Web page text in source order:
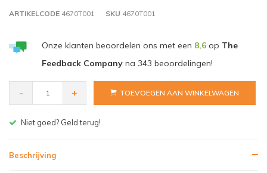
ARTIKELCODE 4670T001 SKU 4670T001
Onze klanten beoordelen ons met een 8,6op The
Feedback Companyna 343 beoordelingen!
- + TOEVOEGEN AAN WINKELWAGEN
Gratis bezorgen v.a. € 150,- (NL)
Beschrijving